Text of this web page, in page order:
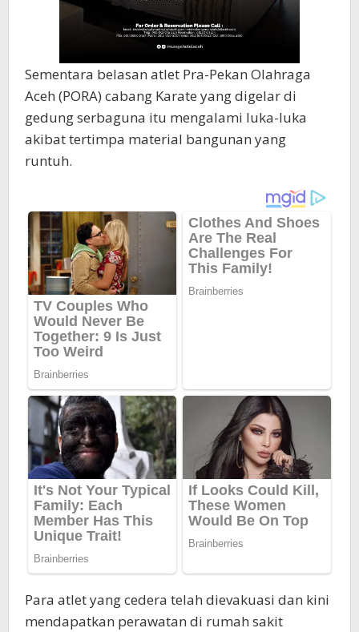
Sementara belasan atlet Pra-Pekan Olahraga
Aceh (PORA) cabang Karate yang digelar di
gedung serbaguna itu mengalami luka-luka
akibat tertimpa material bangunan yang
runtuh.
Para atlet yang cedera telah dievakuasi dan kini
mendapatkan perawatan di rumah sakit